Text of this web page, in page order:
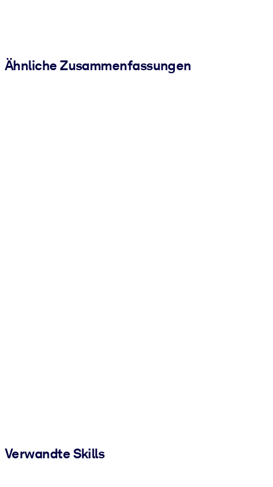
Ähnliche Zusammenfassungen
Verwandte Skills